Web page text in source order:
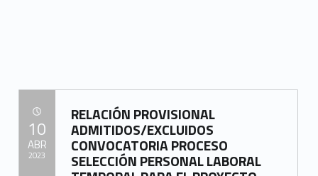
RELACIÓN PROVISIONAL
ADMITIDOS/EXCLUIDOS
CONVOCATORIA PROCESO
SELECCIÓN PERSONAL LABORAL
POSTED ON:10
ABR
2023